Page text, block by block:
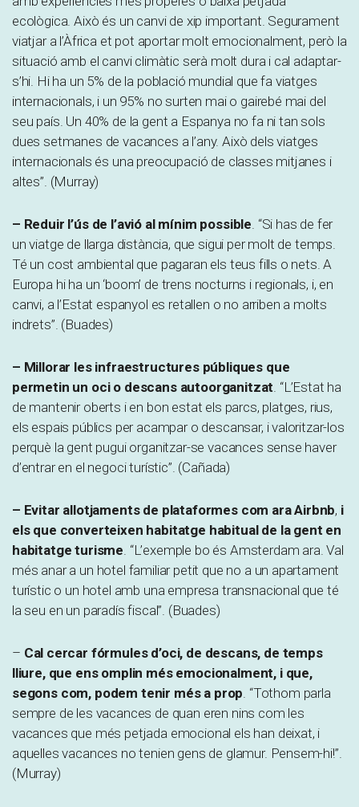
ecològica. Això és un canvi de xip important. Segurament
viatjar a l’Àfrica et pot aportar molt emocionalment, però la
situació amb el canvi climàtic serà molt dura i cal adaptar-
s’hi. Hi ha un 5% de la població mundial que fa viatges
internacionals, i un 95% no surten mai o gairebé mai del
seu país. Un 40% de la gent a Espanya no fa ni tan sols
dues setmanes de vacances a l’any. Això dels viatges
internacionals és una preocupació de classes mitjanes i
altes”. (Murray)
– Reduir l’ús de l’avió al mínim possible. “Si has de fer
un viatge de llarga distància, que sigui per molt de temps.
Té un cost ambiental que pagaran els teus fills o nets. A
Europa hi ha un ‘boom’ de trens nocturns i regionals, i, en
canvi, a l’Estat espanyol es retallen o no arriben a molts
indrets”. (Buades)
– Millorar les infraestructures públiques que
permetin un oci o descans autoorganitzat. “L’Estat ha
de mantenir oberts i en bon estat els parcs, platges, rius,
els espais públics per acampar o descansar, i valoritzar-los
perquè la gent pugui organitzar-se vacances sense haver
d’entrar en el negoci turístic”. (Cañada)
– Evitar allotjaments de plataformes com ara Airbnb, i
els que converteixen habitatge habitual de la gent en
habitatge turisme. “L’exemple bo és Amsterdam ara. Val
més anar a un hotel familiar petit que no a un apartament
turístic o un hotel amb una empresa transnacional que té
la seu en un paradís fiscal”. (Buades)
– Cal cercar fórmules d’oci, de descans, de temps
lliure, que ens omplin més emocionalment, i que,
segons com, podem tenir més a prop. “Tothom parla
sempre de les vacances de quan eren nins com les
vacances que més petjada emocional els han deixat, i
aquelles vacances no tenien gens de glamur. Pensem-hi!”.
(Murray)